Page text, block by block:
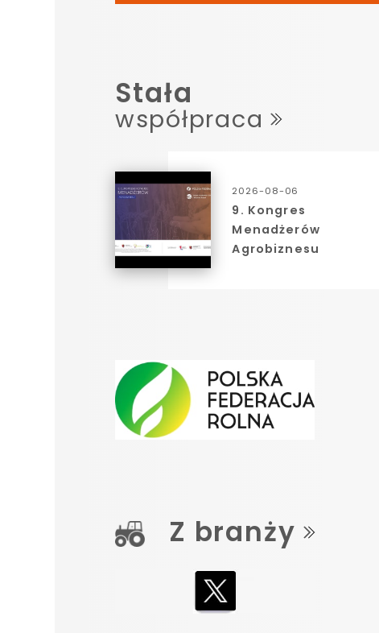
Stała
współpraca
2026-08-06
9. Kongres
Menadżerów
Agrobiznesu
Z branży